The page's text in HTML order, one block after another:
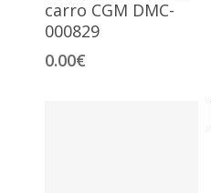
carro CGM DMC-
000829
0.00€